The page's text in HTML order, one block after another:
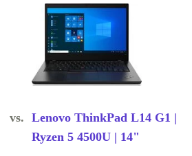
vs. Lenovo ThinkPad L14 G1 |
Ryzen 5 4500U | 14"